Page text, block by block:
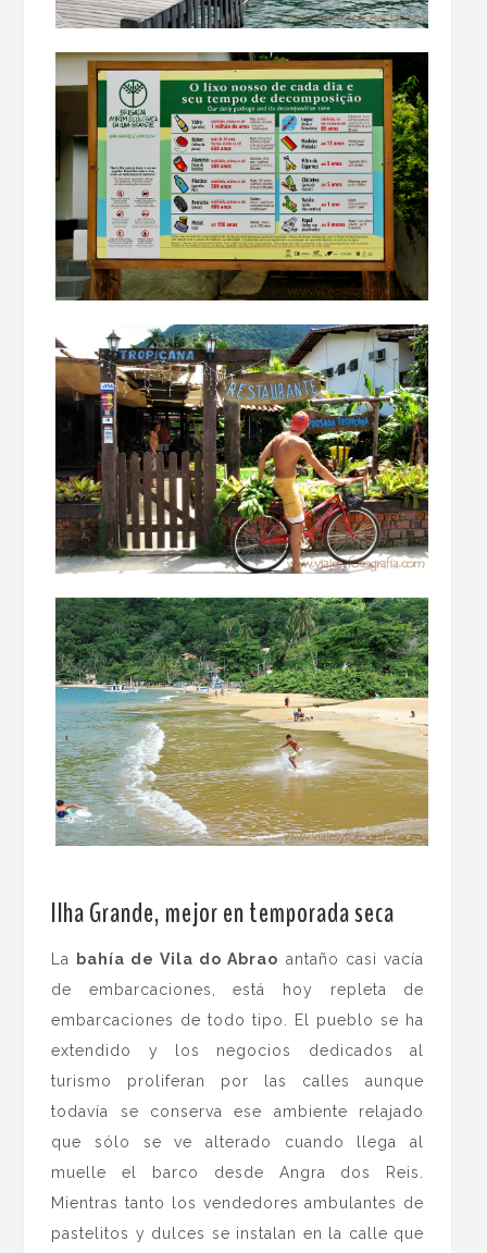
Ilha Grande, mejor en temporada seca
La bahía de Vila do Abrao antaño casi vacía
de embarcaciones, está hoy repleta de
embarcaciones de todo tipo. El pueblo se ha
extendido y los negocios dedicados al
turismo proliferan por las calles aunque
todavía se conserva ese ambiente relajado
que sólo se ve alterado cuando llega al
muelle el barco desde Angra dos Reis.
Mientras tanto los vendedores ambulantes de
pastelitos y dulces se instalan en la calle que